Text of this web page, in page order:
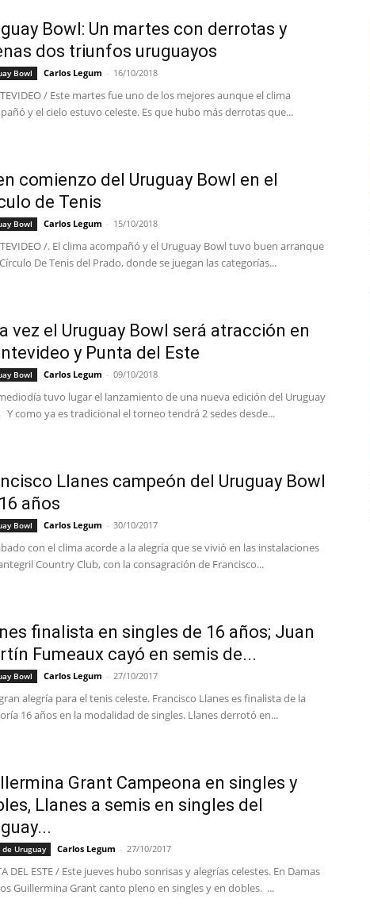
Bowl: Un martes con derrotas y
dos triunfos uruguayos
Bowl Carlos Legum - 16/10/2018
/ Este martes fue uno de los mejores aunque el clima
y el cielo estuvo celeste. Es que hubo más derrotas que...
comienzo del Uruguay Bowl en el
de Tenis
Bowl Carlos Legum - 15/10/2018
/. El clima acompañó y el Uruguay Bowl tuvo buen arranque
De Tenis del Prado, donde se juegan las categorías...
vez el Uruguay Bowl será atracción en
y Punta del Este
Bowl Carlos Legum - 09/10/2018
tuvo lugar el lanzamiento de una nueva edición del Uruguay
Y como ya es tradicional el torneo tendrá 2 sedes desde...
Llanes campeón del Uruguay Bowl
años
Bowl Carlos Legum - 30/10/2017
con el clima acorde a la alegría que se vivió en las instalaciones
Country Club, con la consagración de Francisco...
finalista en singles de 16 años; Juan
Fumeaux cayó en semis de...
Bowl Carlos Legum - 27/10/2017
alegría para el tenis celeste. Francisco Llanes es finalista de la
16 años en la modalidad de singles. Llanes derrotó en...
Grant Campeona en singles y
Llanes a semis en singles del
de Uruguay Carlos Legum - 27/10/2017
DEL ESTE / Este jueves hubo sonrisas y alegrías celestes. En Damas
Guillermina Grant canto pleno en singles y en dobles. ...